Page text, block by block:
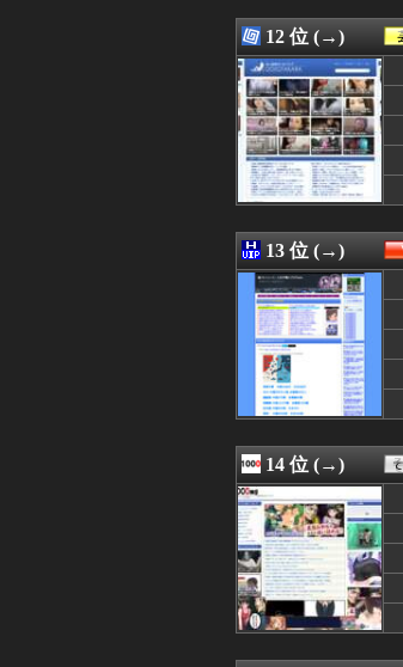
08/06 12:19
08/06 12:19
08/06 12:19
08/06 12:18
08/06 12:18
08/06 12:18
08/06 12:18
08/06 12:18
08/06 12:18
08/06 12:18
08/06 12:17
08/06 12:16
08/06 12:15
08/06 12:15
08/06 12:15
08/06 12:14
08/06 12:13
08/06 12:12
08/06 12:12
08/06 12:12
08/06 12:12
08/06 12:12
08/06 12:12
08/06 12:11
08/06 12:11
08/06 12:10
08/06 12:10
08/06 12:10
08/06 12:10
12 位 (→)
13 位 (→)
14 位 (→)